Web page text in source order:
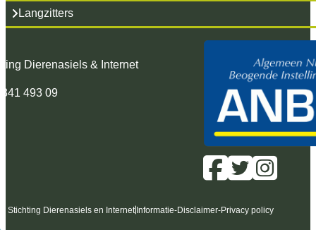
Langzitters
Dierenasiels & Internet
493 09
Stichting Dierenasiels en Internet Informatie-Disclaimer-Privacy policy